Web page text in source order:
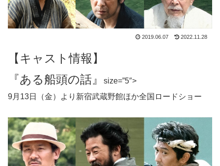
2019.06.07 2022.11.28
【キャスト情報】
『ある船頭の話』
size=”5″>
9月13日（金）より新宿武蔵野館ほか全国ロードショー